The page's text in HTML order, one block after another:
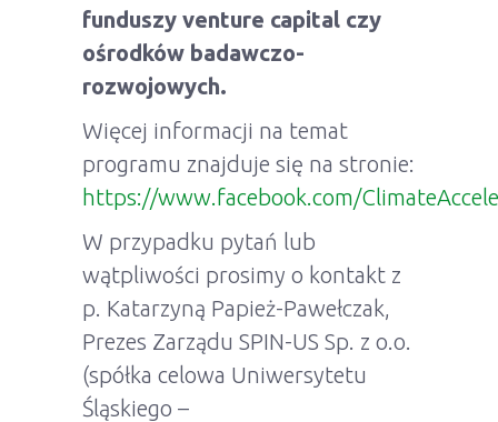
funduszy venture capital czy
ośrodków badawczo-
rozwojowych.
Więcej informacji na temat
programu znajduje się na stronie:
https://www.facebook.com/
W przypadku pytań lub
wątpliwości prosimy o kontakt z
p. Katarzyną Papież-Pawełczak,
Prezes Zarządu SPIN-US Sp. z o.o.
(spółka celowa Uniwersytetu
Śląskiego –